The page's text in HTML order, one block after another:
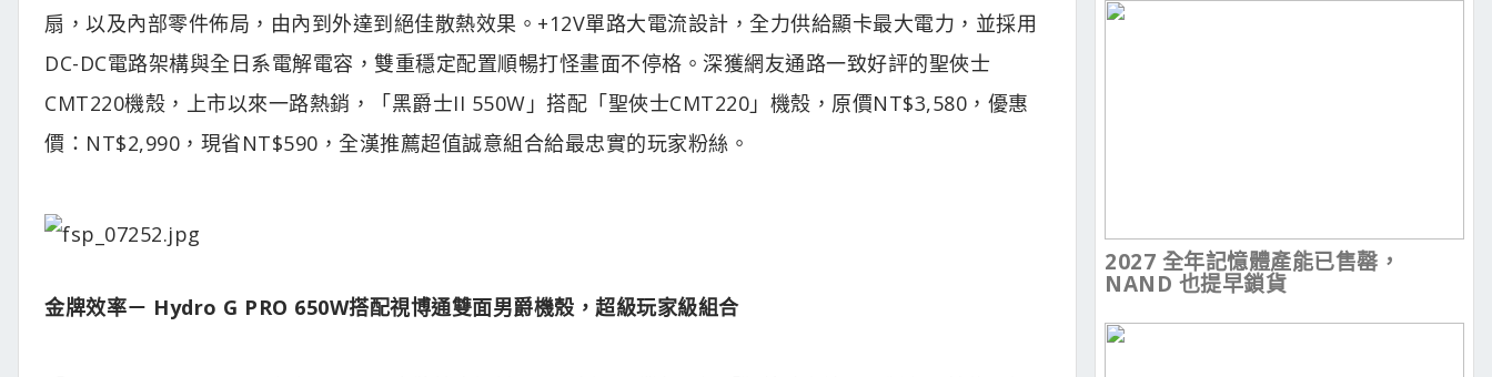
扇，以及內部零件佈局，由內到外達到絕佳散熱效果。+12V單路大電流設計，全力供給顯卡最大電力，並採用
DC-DC電路架構與全日系電解電容，雙重穩定配置順暢打怪畫面不停格。深獲網友通路一致好評的聖俠士
CMT220機殼，上市以來一路熱銷，「黑爵士II 550W」搭配「聖俠士CMT220」機殼，原價NT$3,580，優惠
價：NT$2,990，現省NT$590，全漢推薦超值誠意組合給最忠實的玩家粉絲。
金牌效率－ Hydro G PRO 650W搭配視博通雙面男爵機殼，超級玩家級組合
2027 全年記憶體產能已售罄，
NAND 也提早鎖貨